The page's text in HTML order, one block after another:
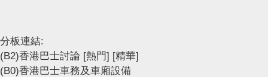
分板連結:
(B2)香港巴士討論 [熱門] [精華]
(B0)香港巴士車務及車廂設備